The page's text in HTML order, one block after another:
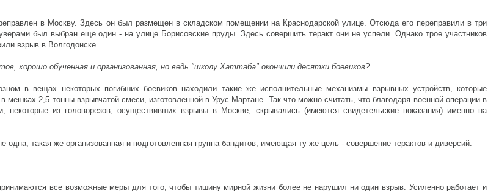
в Москву. Здесь он был размещен в складском помещении на Краснодарской улице. Отсюда его переправили в три
был выбран еще один - на улице Борисовские пруды. Здесь совершить теракт они не успели. Однако трое участников
взрыв в Волгодонске.
хорошо обученная и организованная, но ведь "школу Хаттаба" окончили десятки боевиков?
в вещах некоторых погибших боевиков находили такие же исполнительные механизмы взрывных устройств, которые
2,5 тонны взрывчатой смеси, изготовленной в Урус-Мартане. Так что можно считать, что благодаря военной операции в
из головорезов, осуществивших взрывы в Москве, скрывались (имеются свидетельские показания) именно на
такая же организованная и подготовленная группа бандитов, имеющая ту же цель - совершение терактов и диверсий.
все возможные меры для того, чтобы тишину мирной жизни более не нарушил ни один взрыв. Усиленно работает и